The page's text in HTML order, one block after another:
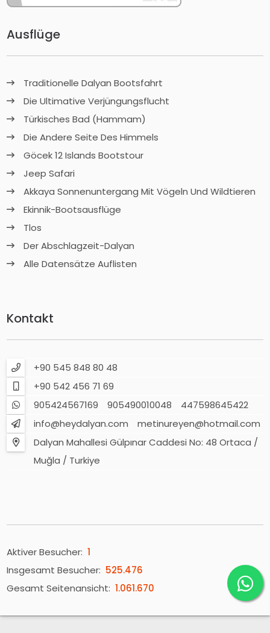
Ausflüge
Traditionelle Dalyan Bootsfahrt
Die Ultimative Verjüngungsflucht
Türkisches Bad (Hammam)
Die Andere Seite Des Himmels
Göcek 12 Islands Bootstour
Jeep Safari
Akkaya Sonnenuntergang Mit Vögeln Und Wildtieren
Ekinnik-Bootsausflüge
Tlos
Der Abschlagzeit-Dalyan
Alle Datensätze Auflisten
Kontakt
+90 545 848 80 48
+90 542 456 71 69
905424567169
905490010048
447598645422
info@heydalyan.com
metinureyen@hotmail.com
Dalyan Mahallesi Gülpınar Caddesi No: 48 Ortaca /
Muğla / Turkiye
Aktiver Besucher: 1
Insgesamt Besucher: 525.476
Gesamt Seitenansicht: 1.061.670